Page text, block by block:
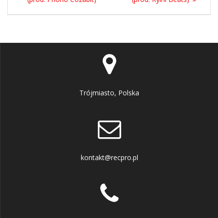
Trójmiasto, Polska
kontakt@recpro.pl